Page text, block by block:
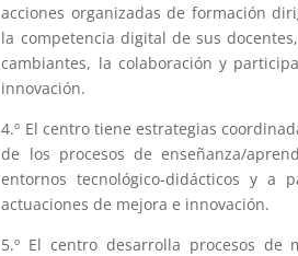
acciones organizadas de formación
la competencia digital de sus
cambiantes, la colaboración y
innovación.
4.º El centro tiene estrategias
de los procesos de enseñanza/
entornos tecnológico-didácticos y a
actuaciones de mejora e innovación.
5.º El centro desarrolla procesos